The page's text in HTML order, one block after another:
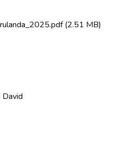
(2.51 MB)
David